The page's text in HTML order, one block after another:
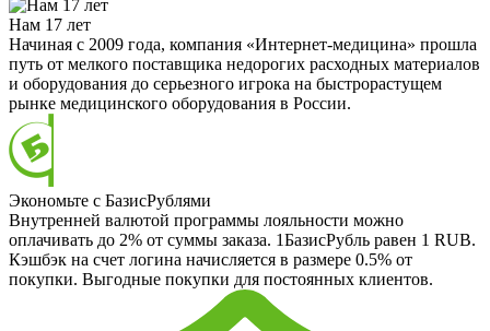
Нам 17 лет
Начиная с 2009 года, компания «Интернет-медицина» прошла
путь от мелкого поставщика недорогих расходных материалов
и оборудования до серьезного игрока на быстрорастущем
рынке медицинского оборудования в России.
Экономьте с БазисРублями
Внутренней валютой программы лояльности можно
оплачивать до 2% от суммы заказа. 1БазисРубль равен 1 RUB.
Кэшбэк на счет логина начисляется в размере 0.5% от
покупки. Выгодные покупки для постоянных клиентов.